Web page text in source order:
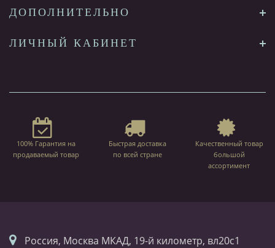
ДОПОЛНИТЕЛЬНО
ЛИЧНЫЙ КАБИНЕТ
100% Гарантия на
продаваемый товар
Быстрая доставка
по всей стране
Качественный товар
большой
ассортимент
Россия, Москва МКАД, 19-й километр, вл20с1